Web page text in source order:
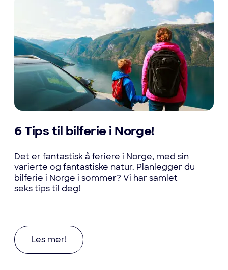
6 Tips til bilferie i Norge!
Det er fantastisk å feriere i Norge, med sin
varierte og fantastiske natur. Planlegger du
bilferie i Norge i sommer? Vi har samlet
seks tips til deg!
Les mer om 6 Tips til bilferie i Norge!
Les mer!